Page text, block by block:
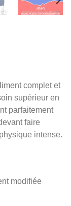
complet et
supérieur en
parfaitement
faire
intense.
modifiée